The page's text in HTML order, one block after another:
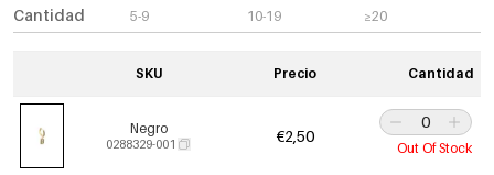
Cantidad
5-9 10-19 ≥20
SKU Precio Cantidad
Negro
0288329-001 €2,50
Out Of Stock